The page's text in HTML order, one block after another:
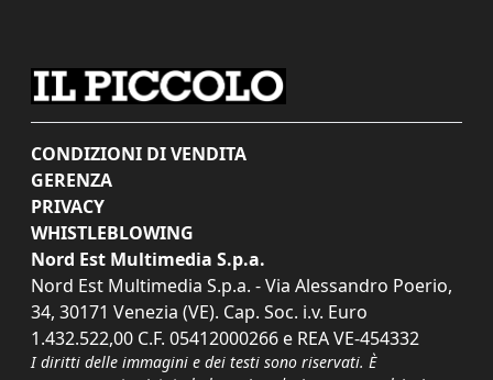
CONDIZIONI DI VENDITA
GERENZA
PRIVACY
WHISTLEBLOWING
Nord Est Multimedia S.p.a.
Nord Est Multimedia S.p.a. - Via Alessandro Poerio,
34, 30171 Venezia (VE). Cap. Soc. i.v. Euro
1.432.522,00 C.F. 05412000266 e REA VE-454332
I diritti delle immagini e dei testi sono riservati. È